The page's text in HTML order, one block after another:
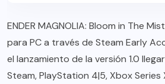
ENDER MAGNOLIA: Bloom in The
para PC a través de Steam Early
el lanzamiento de la versión 1.0
Steam, PlayStation 4|5, Xbox Series